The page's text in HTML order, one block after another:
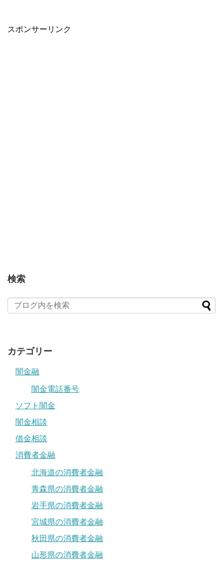
スポンサーリンク
検索
カテゴリー
闇金融
闇金電話番号
ソフト闇金
闇金相談
借金相談
消費者金融
北海道の消費者金融
青森県の消費者金融
岩手県の消費者金融
宮城県の消費者金融
秋田県の消費者金融
山形県の消費者金融